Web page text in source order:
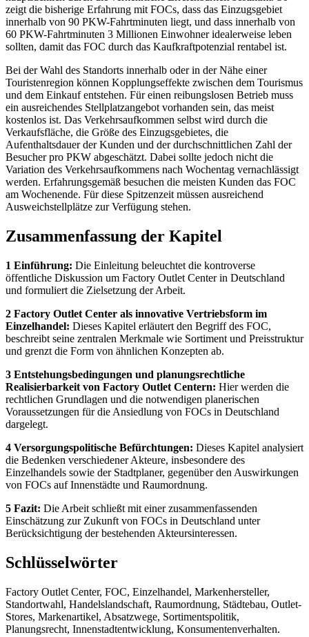
zeigt die bisherige Erfahrung mit FOCs, dass das Einzugsgebiet
innerhalb von 90 PKW-Fahrtminuten liegt, und dass innerhalb von
60 PKW-Fahrtminuten 3 Millionen Einwohner idealerweise leben
sollten, damit das FOC durch das Kaufkraftpotenzial rentabel ist.
Bei der Wahl des Standorts innerhalb oder in der Nähe einer
Touristenregion können Kopplungseffekte zwischen dem Tourismus
und dem Einkauf entstehen. Für einen reibungslosen Betrieb muss
ein ausreichendes Stellplatzangebot vorhanden sein, das meist
kostenlos ist. Das Verkehrsaufkommen selbst wird durch die
Verkaufsfläche, die Größe des Einzugsgebietes, die
Aufenthaltsdauer der Kunden und der durchschnittlichen Zahl der
Besucher pro PKW abgeschätzt. Dabei sollte jedoch nicht die
Variation des Verkehrsaufkommens nach Wochentag vernachlässigt
werden. Erfahrungsgemäß besuchen die meisten Kunden das FOC
am Wochenende. Für diese Spitzenzeit müssen ausreichend
Ausweichstellplätze zur Verfügung stehen.
Zusammenfassung der Kapitel
1 Einführung: Die Einleitung beleuchtet die kontroverse
öffentliche Diskussion um Factory Outlet Center in Deutschland
und formuliert die Zielsetzung der Arbeit.
2 Factory Outlet Center als innovative Vertriebsform im
Einzelhandel: Dieses Kapitel erläutert den Begriff des FOC,
beschreibt seine zentralen Merkmale wie Sortiment und Preisstruktur
und grenzt die Form von ähnlichen Konzepten ab.
3 Entstehungsbedingungen und planungsrechtliche
Realisierbarkeit von Factory Outlet Centern: Hier werden die
rechtlichen Grundlagen und die notwendigen planerischen
Voraussetzungen für die Ansiedlung von FOCs in Deutschland
dargelegt.
4 Versorgungspolitische Befürchtungen: Dieses Kapitel analysiert
die Bedenken verschiedener Akteure, insbesondere des
Einzelhandels sowie der Stadtplaner, gegenüber den Auswirkungen
von FOCs auf Innenstädte und Raumordnung.
5 Fazit: Die Arbeit schließt mit einer zusammenfassenden
Einschätzung zur Zukunft von FOCs in Deutschland unter
Berücksichtigung der bestehenden Akteursinteressen.
Schlüsselwörter
Factory Outlet Center, FOC, Einzelhandel, Markenhersteller,
Standortwahl, Handelslandschaft, Raumordnung, Städtebau, Outlet-
Stores, Markenartikel, Absatzwege, Sortimentspolitik,
Planungsrecht, Innenstadtentwicklung, Konsumentenverhalten.